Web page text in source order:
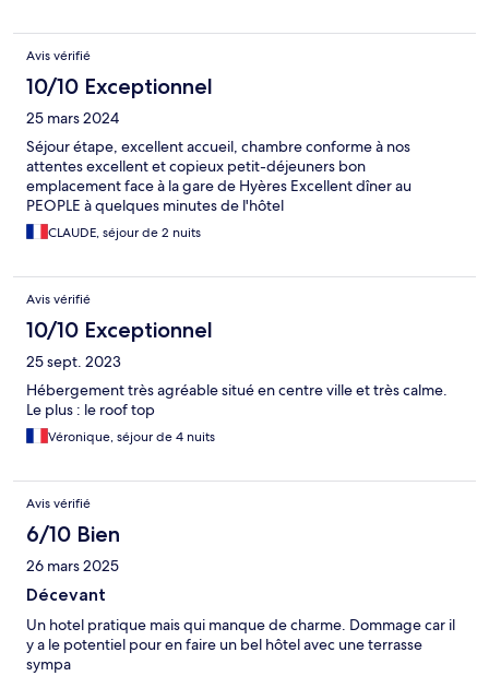
Avis vérifié
10/10 Exceptionnel
25 mars 2024
Séjour étape, excellent accueil, chambre conforme à nos
attentes excellent et copieux petit-déjeuners bon
emplacement face à la gare de Hyères Excellent dîner au
PEOPLE à quelques minutes de l'hôtel
CLAUDE, séjour de 2 nuits
Avis vérifié
10/10 Exceptionnel
25 sept. 2023
Hébergement très agréable situé en centre ville et très calme.
Le plus : le roof top
Véronique, séjour de 4 nuits
Avis vérifié
6/10 Bien
26 mars 2025
Décevant
Un hotel pratique mais qui manque de charme. Dommage car il
y a le potentiel pour en faire un bel hôtel avec une terrasse
sympa